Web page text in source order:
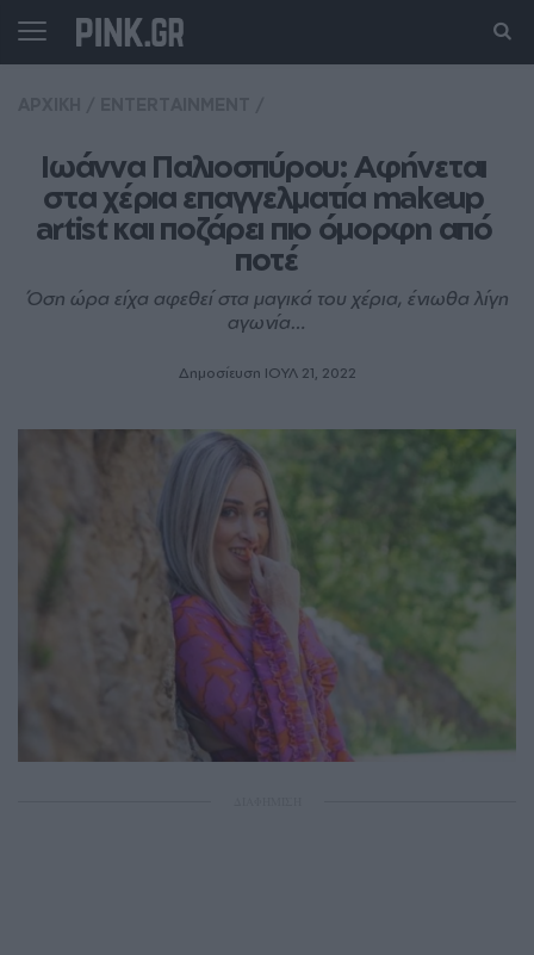
Ιωάννα Παλιοσπύρου: Αφήνεται
στα χέρια επαγγελματία makeup
artist και ποζάρει πιο όμορφη από
ποτέ
Όση ώρα είχα αφεθεί στα μαγικά του χέρια, ένιωθα λίγη
αγωνία…
Δημοσίευση ΙΟΥΛ 21, 2022